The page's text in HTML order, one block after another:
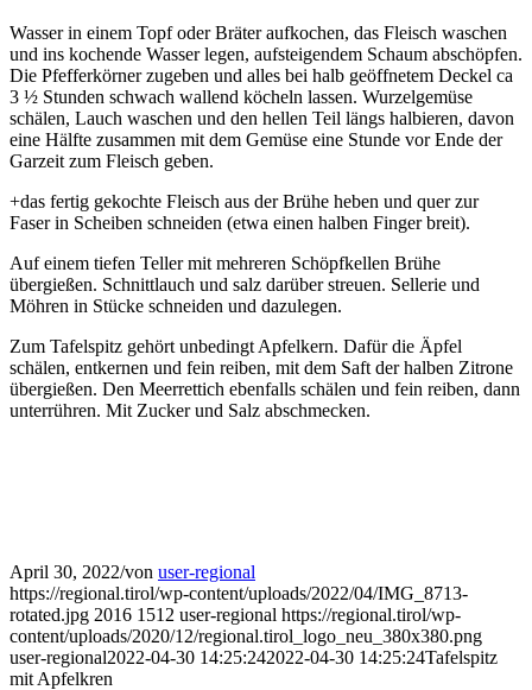
Wasser in einem Topf oder Bräter aufkochen, das Fleisch waschen
und ins kochende Wasser legen, aufsteigendem Schaum abschöpfen.
Die Pfefferkörner zugeben und alles bei halb geöffnetem Deckel ca
3 ½ Stunden schwach wallend köcheln lassen. Wurzelgemüse
schälen, Lauch waschen und den hellen Teil längs halbieren, davon
eine Hälfte zusammen mit dem Gemüse eine Stunde vor Ende der
Garzeit zum Fleisch geben.
+das fertig gekochte Fleisch aus der Brühe heben und quer zur
Faser in Scheiben schneiden (etwa einen halben Finger breit).
Auf einem tiefen Teller mit mehreren Schöpfkellen Brühe
übergießen. Schnittlauch und salz darüber streuen. Sellerie und
Möhren in Stücke schneiden und dazulegen.
Zum Tafelspitz gehört unbedingt Apfelkern. Dafür die Äpfel
schälen, entkernen und fein reiben, mit dem Saft der halben Zitrone
übergießen. Den Meerrettich ebenfalls schälen und fein reiben, dann
unterrühren. Mit Zucker und Salz abschmecken.
April 30, 2022/von user-regional
https://regional.tirol/wp-content/uploads/2022/04/IMG_8713-
rotated.jpg 2016 1512 user-regional https://regional.tirol/wp-
content/uploads/2020/12/regional.tirol_logo_neu_380x380.png
user-regional2022-04-30 14:25:242022-04-30 14:25:24Tafelspitz
mit Apfelkren